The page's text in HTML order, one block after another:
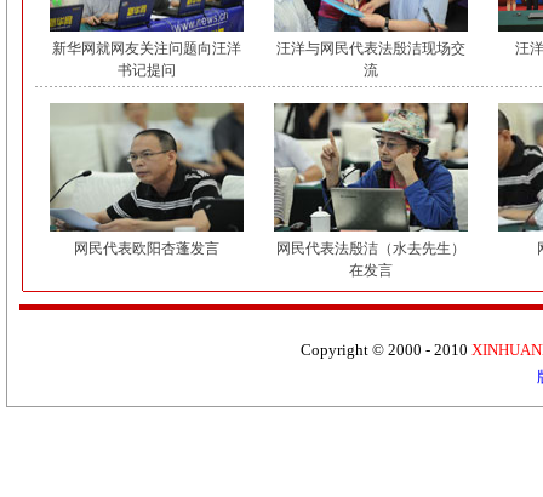
新华网就网友关注问题向汪洋
书记提问
汪洋与网民代表法殷洁现场交
流
汪
网民代表欧阳杏蓬发言
网民代表法殷洁（水去先生）
在发言
Copyright © 2000 - 2010